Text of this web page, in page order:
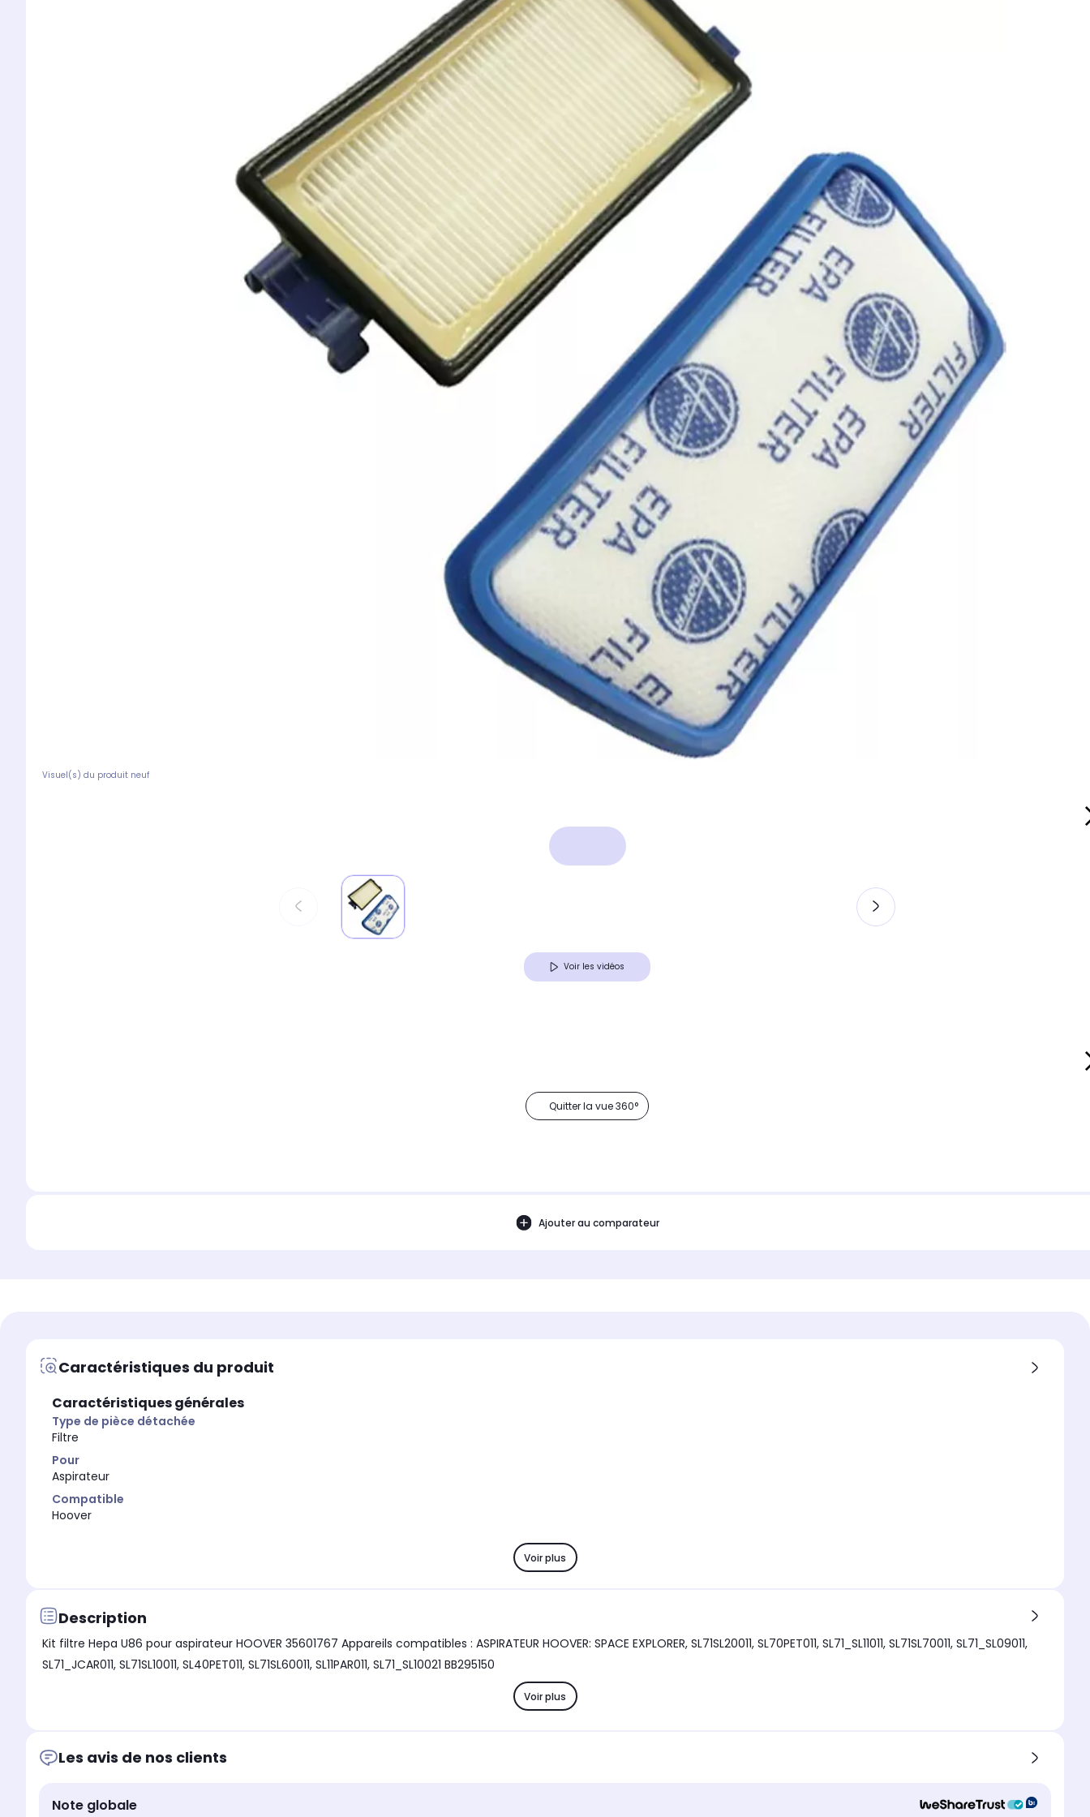
Visuel(s) du produit neuf
Voir les vidéos
Quitter la vue 360°
Ajouter au comparateur
Caractéristiques du produit
Caractéristiques générales
Type de pièce détachée
Filtre
Pour
Aspirateur
Compatible
Hoover
Voir plus
Description
Kit filtre Hepa U86 pour aspirateur HOOVER 35601767 Appareils compatibles : ASPIRATEUR HOOVER: SPACE EXPLORER, SL71SL20011, SL70PET011, SL71_SL11011, SL71SL70011, SL71_SL09011,
SL71_JCAR011, SL71SL10011, SL40PET011, SL71SL60011, SL11PAR011, SL71_SL10021 BB295150
Voir plus
Les avis de nos clients
Note globale